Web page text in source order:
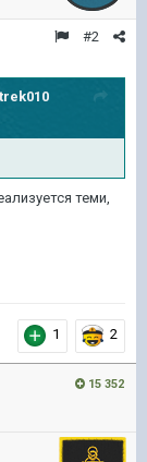
#2
теми,
1 2
15 352